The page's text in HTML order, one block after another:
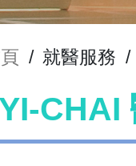
/ 就醫服務 /
CHAI